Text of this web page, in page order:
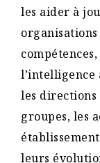
les aider à
l’intelligence
les directions
groupes, les
leurs